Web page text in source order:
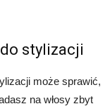
stylizacji
może sprawić,
na włosy zbyt